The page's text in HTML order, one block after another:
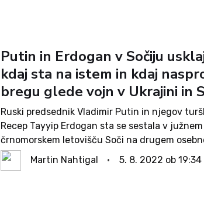
Putin in Erdogan v Sočiju
kdaj sta na istem in kdaj
bregu glede vojn v Ukrajini in
Ruski predsednik Vladimir Putin in njegov
Recep Tayyip Erdogan sta se sestala v
črnomorskem letovišču Soči na drugem
v manj kot treh tednih, in sicer v zapletenem
prepletanja in nasprotovanja interesov.
Martin Nahtigal 5. 8. 2022 ob 19:34